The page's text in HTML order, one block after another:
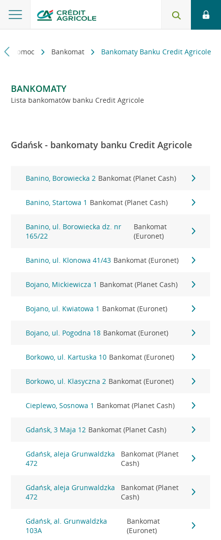
i pomoc Bankomat Bankomaty Banku Credit Agricole
BANKOMATY
Lista bankomatów banku Credit Agricole
Gdańsk - bankomaty banku Credit Agricole
Banino, Borowiecka 2 Bankomat (Planet Cash)
Banino, Startowa 1 Bankomat (Planet Cash)
Banino, ul. Borowiecka dz. nr
165/22
Bankomat
(Euronet)
Banino, ul. Klonowa 41/43 Bankomat (Euronet)
Bojano, Mickiewicza 1 Bankomat (Planet Cash)
Bojano, ul. Kwiatowa 1 Bankomat (Euronet)
Bojano, ul. Pogodna 18 Bankomat (Euronet)
Borkowo, ul. Kartuska 10 Bankomat (Euronet)
Borkowo, ul. Klasyczna 2 Bankomat (Euronet)
Cieplewo, Sosnowa 1 Bankomat (Planet Cash)
Gdańsk, 3 Maja 12 Bankomat (Planet Cash)
Gdańsk, aleja Grunwaldzka
472
Bankomat (Planet
Cash)
Gdańsk, aleja Grunwaldzka
472
Bankomat (Planet
Cash)
Gdańsk, al. Grunwaldzka
103A
Bankomat
(Euronet)